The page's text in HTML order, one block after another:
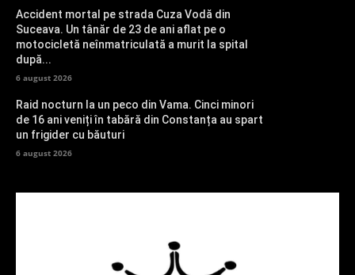
Accident mortal pe strada Cuza Vodă din
Suceava. Un tânăr de 23 de ani aflat pe o
motocicletă neînmatriculată a murit la spital
după...
6 august 2026
Raid nocturn la un peco din Vama. Cinci minori
de 16 ani veniți în tabără din Constanța au spart
un frigider cu băuturi
6 august 2026